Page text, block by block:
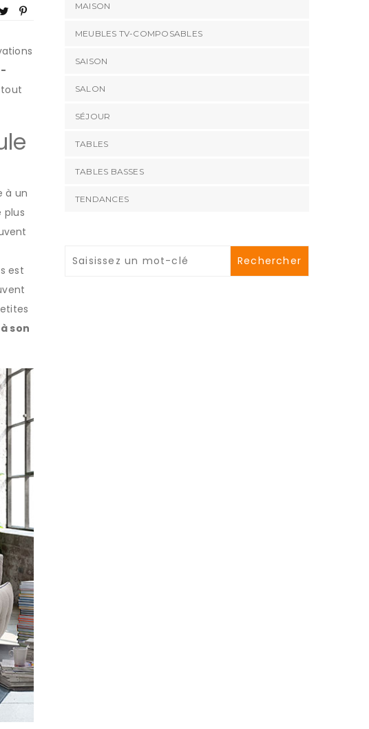
à un
plus
est
son
MAISON
MEUBLES TV-COMPOSABLES
SAISON
SALON
SÉJOUR
TABLES
TABLES BASSES
TENDANCES